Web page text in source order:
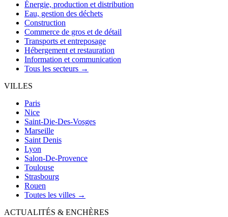
Énergie, production et distribution
Eau, gestion des déchets
Construction
Commerce de gros et de détail
Transports et entreposage
Hébergement et restauration
Information et communication
Tous les secteurs →
VILLES
Paris
Nice
Saint-Die-Des-Vosges
Marseille
Saint Denis
Lyon
Salon-De-Provence
Toulouse
Strasbourg
Rouen
Toutes les villes →
ACTUALITÉS & ENCHÈRES